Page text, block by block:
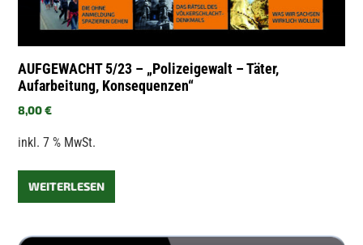
AUFGEWACHT 5/23 – „Polizeigewalt – Täter,
Aufarbeitung, Konsequenzen“
8,00€
inkl. 7 % MwSt.
WEITERLESEN